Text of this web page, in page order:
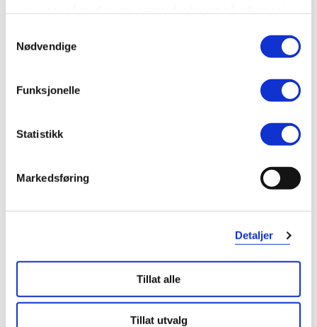
Nødvendige
Funksjonelle
Statistikk
Markedsføring
Detaljer
Tillat alle
Tillat utvalg
Reliable machine
2 måneder siden
Jamal
0
Lett å sette på, men sprikende måleresultater!
2 måneder siden
Zia